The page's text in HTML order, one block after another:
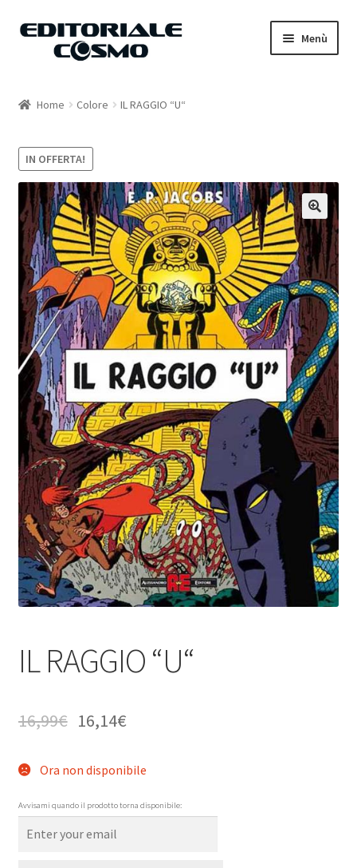
Vai
Vai
Menù
Carrello
Il mio account
Home Colore IL RAGGIO “U“
IN OFFERTA!
IL RAGGIO “U“
16,99€ 16,14€
Ora non disponibile
Avvisami quando il prodotto torna disponibile: